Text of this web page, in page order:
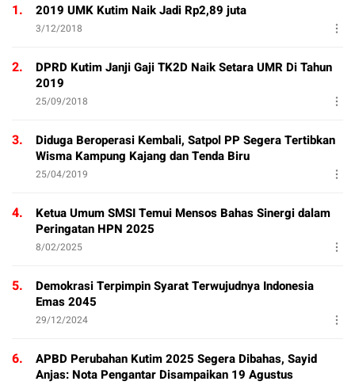
1. 2019 UMK Kutim Naik Jadi Rp2,89 juta
3/12/2018
2.
DPRD Kutim Janji Gaji TK2D Naik Setara UMR Di Tahun
2019
25/09/2018
3.
Diduga Beroperasi Kembali, Satpol PP Segera Tertibkan
Wisma Kampung Kajang dan Tenda Biru
25/04/2019
4.
Ketua Umum SMSI Temui Mensos Bahas Sinergi dalam
Peringatan HPN 2025
8/02/2025
5.
Demokrasi Terpimpin Syarat Terwujudnya Indonesia
Emas 2045
29/12/2024
6.
APBD Perubahan Kutim 2025 Segera Dibahas, Sayid
Anjas: Nota Pengantar Disampaikan 19 Agustus